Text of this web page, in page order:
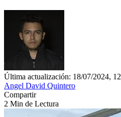
Última actualización: 18/07/2024, 12
Angel David Quintero
Compartir
2 Min de Lectura